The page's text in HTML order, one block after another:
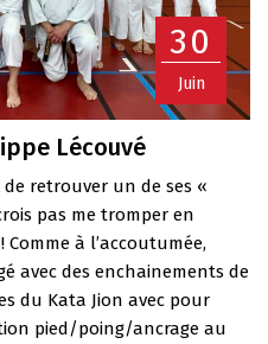
30
Juin
Lécouvé
retrouver un de ses «
pas me tromper en
à l’accoutumée,
avec des enchainements de
du Kata Jion avec pour
pied/poing/ancrage au